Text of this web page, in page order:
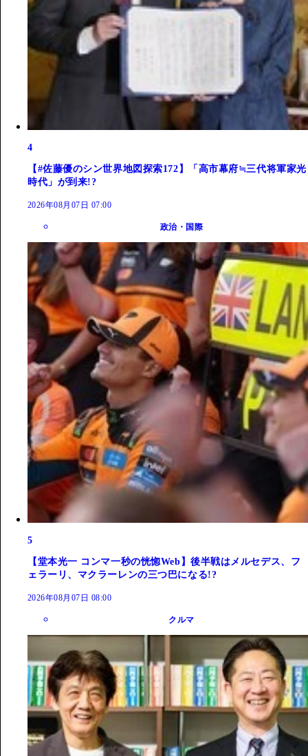
4
【#佐藤優のシン世界地図探索172】「高市幕府≒三代将軍家光
時代」が到来!?
2026年08月07日 07:00
政治・国際
5
【堂本光一 コンマ一秒の恍惚Web】後半戦はメルセデス、フ
ェラーリ、マクラーレンの三つ巴になる!?
2026年08月07日 08:00
クルマ